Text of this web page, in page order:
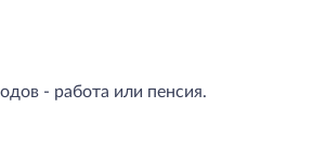
- работа или пенсия.